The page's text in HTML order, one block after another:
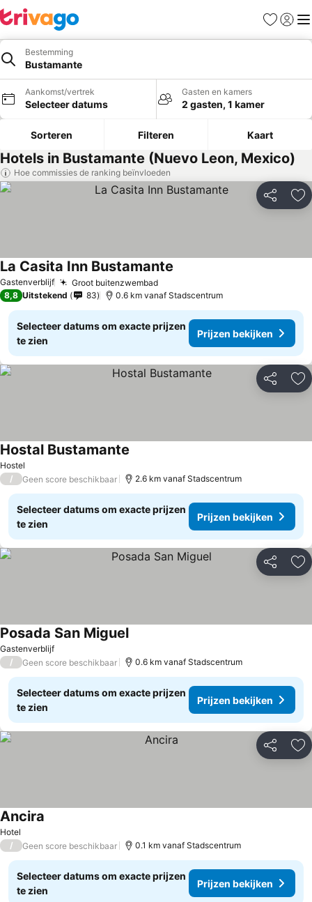
Favorieten
Bestemming
Bustamante
Aankomst/vertrek
Selecteer datums
Gasten en kamers
2 gasten, 1 kamer
Sorteren Filteren Kaart
Hotels in Bustamante (Nuevo Leon, Mexico)
Hoe commissies de ranking beïnvloeden
Delen
Gastenverblijf Groot buitenzwembadPrijzen bekijken
La Casita Inn Bustamante
8,8 Uitstekend 83 0.6 km vanaf Stadscentrum
Selecteer datums om exacte prijzen
te zien
Prijzen bekijken
Delen
Hostel
Hostal Bustamante
/ Geen score beschikbaar 2.6 km vanaf Stadscentrum
Selecteer datums om exacte prijzen
te zien
Prijzen bekijken
Delen
Gastenverblijf
Posada San MiguelPrijzen bekijken
/ Geen score beschikbaar 0.6 km vanaf Stadscentrum
Selecteer datums om exacte prijzen
te zien
Prijzen bekijken
Delen
Hotel
Ancira
/ Geen score beschikbaar 0.1 km vanaf Stadscentrum
Selecteer datums om exacte prijzen
te zien
Prijzen bekijken